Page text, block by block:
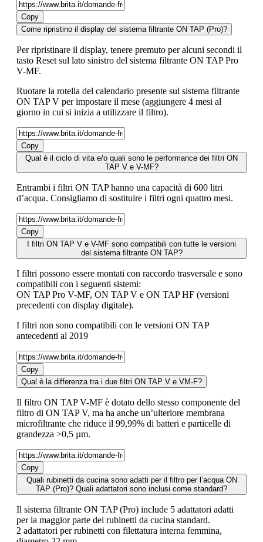
Copy
Come ripristino il display del sistema filtrante ON TAP (Pro)?
Per ripristinare il display, tenere premuto per alcuni secondi il
tasto Reset sul lato sinistro del sistema filtrante ON TAP Pro
V-MF.
Ruotare la rotella del calendario presente sul sistema filtrante
ON TAP V per impostare il mese (aggiungere 4 mesi al
giorno in cui si inizia a utilizzare il filtro).
Copy
Qual è il ciclo di vita e/o quali sono le performance dei filtri ON
TAP V e V-MF?
Entrambi i filtri ON TAP hanno una capacità di 600 litri
d’acqua. Consigliamo di sostituire i filtri ogni quattro mesi.
Copy
I filtri ON TAP V e V-MF sono compatibili con tutte le versioni
del sistema filtrante ON TAP?
I filtri possono essere montati con raccordo trasversale e sono
compatibili con i seguenti sistemi:
ON TAP Pro V-MF, ON TAP V e ON TAP HF (versioni
precedenti con display digitale).
I filtri non sono compatibili con le versioni ON TAP
antecedenti al 2019
Copy
Qual è la differenza tra i due filtri ON TAP V e VM-F?
Il filtro ON TAP V-MF è dotato dello stesso componente del
filtro di ON TAP V, ma ha anche un’ulteriore membrana
microfiltrante che riduce il 99,99% di batteri e particelle di
grandezza >0,5 µm.
Copy
Quali rubinetti da cucina sono adatti per il filtro per l’acqua ON
TAP (Pro)? Quali adattatori sono inclusi come standard?
Il sistema filtrante ON TAP (Pro) include 5 adattatori adatti
per la maggior parte dei rubinetti da cucina standard.
2 adattatori per rubinetti con filettatura interna femmina,